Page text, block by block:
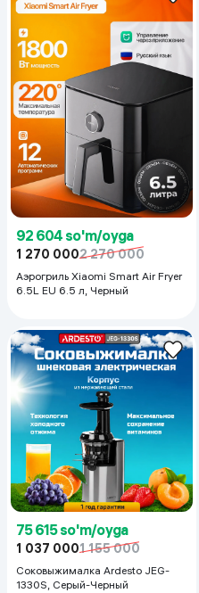
92 604 so'm/oyga
1 270 0002 270 000
Аэрогриль Xiaomi Smart Air Fryer
6.5L EU 6.5 л, Черный
75 615 so'm/oyga
1 037 0001 155 000
Соковыжималка Ardesto JEG-
1330S, Серый-Черный